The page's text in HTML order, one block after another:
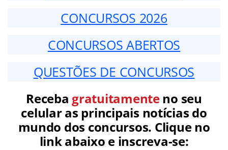
CONCURSOS 2026
CONCURSOS ABERTOS
QUESTÕES DE CONCURSOS
Receba gratuitamenteno seu
celular as principais notícias do
mundo dos concursos. Clique no
link abaixo e inscreva-se: